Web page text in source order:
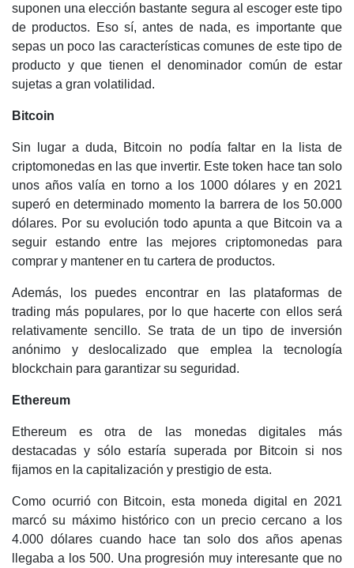
suponen una elección bastante segura al escoger este tipo
de productos. Eso sí, antes de nada, es importante que
sepas un poco las características comunes de este tipo de
producto y que tienen el denominador común de estar
sujetas a gran volatilidad.
Bitcoin
Sin lugar a duda, Bitcoin no podía faltar en la lista de
criptomonedas en las que invertir. Este token hace tan solo
unos años valía en torno a los 1000 dólares y en 2021
superó en determinado momento la barrera de los 50.000
dólares. Por su evolución todo apunta a que Bitcoin va a
seguir estando entre las mejores criptomonedas para
comprar y mantener en tu cartera de productos.
Además, los puedes encontrar en las plataformas de
trading más populares, por lo que hacerte con ellos será
relativamente sencillo. Se trata de un tipo de inversión
anónimo y deslocalizado que emplea la tecnología
blockchain para garantizar su seguridad.
Ethereum
Ethereum es otra de las monedas digitales más
destacadas y sólo estaría superada por Bitcoin si nos
fijamos en la capitalización y prestigio de esta.
Como ocurrió con Bitcoin, esta moneda digital en 2021
marcó su máximo histórico con un precio cercano a los
4.000 dólares cuando hace tan solo dos años apenas
llegaba a los 500. Una progresión muy interesante que no